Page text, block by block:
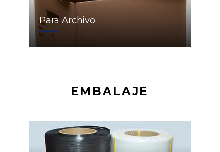
Para Archivo
EMBALAJE